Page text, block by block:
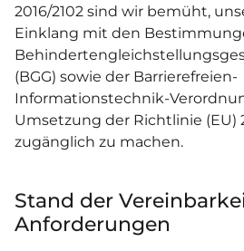
2016/2102 sind wir bemüht,
Einklang mit den
(BGG) sowie der Barrierefreien-
Informationstechnik-
Umsetzung der Richtlinie (EU)
zugänglich zu machen.
Stand der
Anforderungen